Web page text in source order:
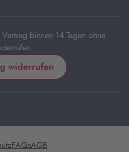
binnen 14 Tagen ohne
widerrufen
FAQsAGB